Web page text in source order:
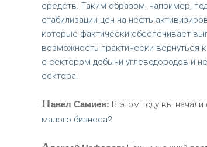
средств. Таким образом, например,
стабилизации цен на нефть
которые фактически обеспечивает
возможность практически вернуться
с сектором добычи углеводородов и
сектора.
Павел Самиев: В этом году вы
малого бизнеса?